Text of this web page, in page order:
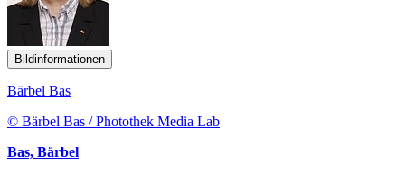
Bildinformationen
Bärbel Bas
© Bärbel Bas / Photothek Media Lab
Bas, Bärbel